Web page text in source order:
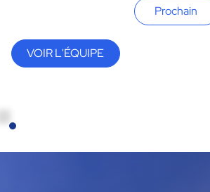
VOIR L'ÉQUIPE
Prochain